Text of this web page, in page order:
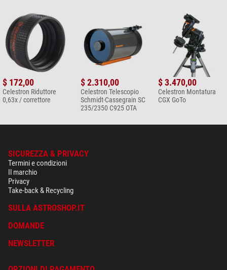
$ 172,00
Celestron Riduttore
0,63x / correttore
$ 2.310,00
Celestron Telescopio
Schmidt-Cassegrain SC
235/2350 C925 OTA
$ 3.470,00
Celestron Montatura
CGX GoTo
SICUREZZA & PRIVACY
Termini e condizioni
Il marchio
Privacy
Take-back & Recycling
SULLA ASTROSHOP.IT
DOMANDE
NEWSLETTER